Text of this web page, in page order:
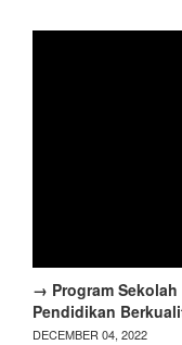
→ Program
Pendidikan
DECEMBER 04, 2022